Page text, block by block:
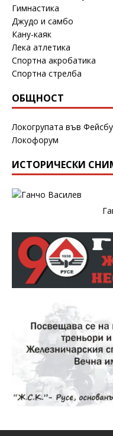
Гимнастика
Джудо и самбо
Кану-каяк
Лека атлетика
Спортна акробатика
Спортна стрелба
ОБЩНОСТ
Локогрупата във
Локофорум
ИСТОРИЧЕСКИ